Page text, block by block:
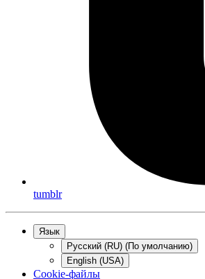
tumblr
Язык
Русский (RU) (По умолчанию)
English (USA)
Cookie-файлы